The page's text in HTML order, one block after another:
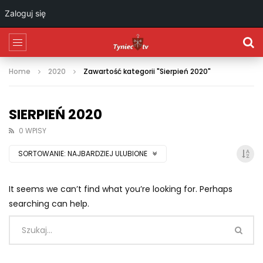
Zaloguj się
Home 2020 Zawartość kategorii "Sierpień 2020"
SIERPIEŃ 2020
0 WPISY
SORTOWANIE: NAJBARDZIEJ ULUBIONE
It seems we can’t find what you’re looking for. Perhaps
searching can help.